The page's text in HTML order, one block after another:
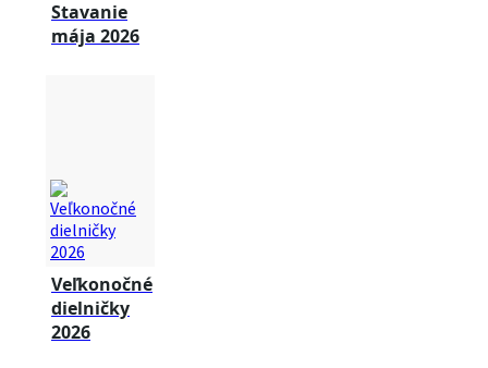
Stavanie
mája 2026
Veľkonočné
dielničky
2026